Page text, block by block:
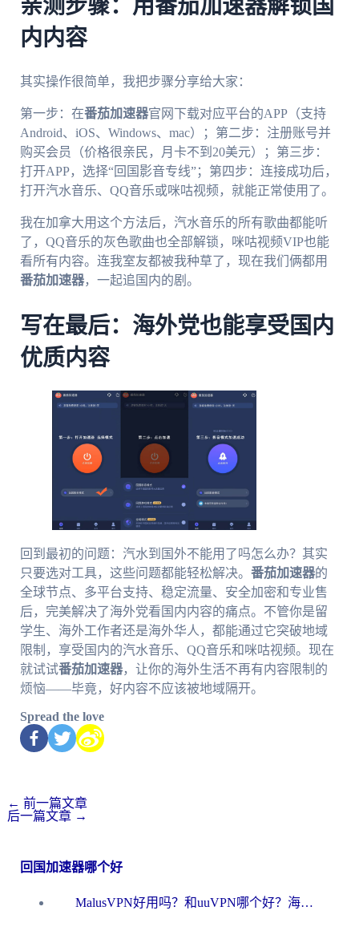
亲测步骤：用番茄加速器解锁国
内内容
其实操作很简单，我把步骤分享给大家：
第一步：在番茄加速器官网下载对应平台的APP（支持
Android、iOS、Windows、mac）；第二步：注册账号并
购买会员（价格很亲民，月卡不到20美元）；第三步：
打开APP，选择“回国影音专线”；第四步：连接成功后，
打开汽水音乐、QQ音乐或咪咕视频，就能正常使用了。
我在加拿大用这个方法后，汽水音乐的所有歌曲都能听
了，QQ音乐的灰色歌曲也全部解锁，咪咕视频VIP也能
看所有内容。连我室友都被我种草了，现在我们俩都用
番茄加速器，一起追国内的剧。
写在最后：海外党也能享受国内
优质内容
回到最初的问题：汽水到国外不能用了吗怎么办？其实
只要选对工具，这些问题都能轻松解决。 番茄加速器的
全球节点、多平台支持、稳定流量、安全加密和专业售
后，完美解决了海外党看国内内容的痛点。不管你是留
学生、海外工作者还是海外华人，都能通过它突破地域
限制，享受国内的汽水音乐、QQ音乐和咪咕视频。现在
就试试番茄加速器，让你的海外生活不再有内容限制的
烦恼——毕竟，好内容不应该被地域隔开。
Spread the love
← 前一篇文章
后一篇文章 →
回国加速器哪个好
MalusVPN好用吗？和uuVPN哪个好？海外党无缝访问国内资源的真实对比与选择指南